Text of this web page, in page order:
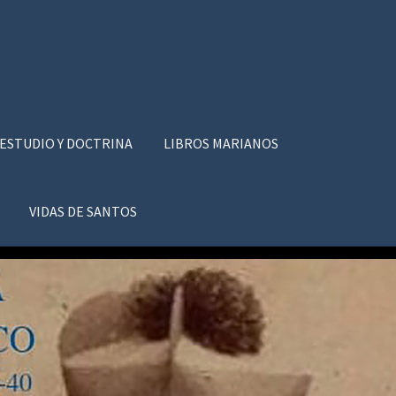
Y DOCTRINA LIBROS MARIANOS
VIDAS DE SANTOS